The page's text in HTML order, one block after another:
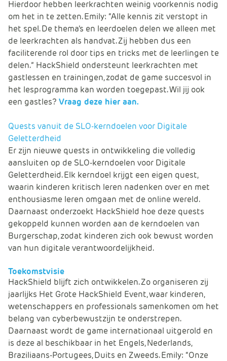
Hierdoor hebben leerkrachten weinig voorkennis nodig
om het in te zetten. Emily: “Alle kennis zit verstopt in
het spel. De thema’s en leerdoelen delen we alleen met
de leerkrachten als handvat. Zij hebben dus een
faciliterende rol door tips en tricks met de leerlingen te
delen.” HackShield ondersteunt leerkrachten met
gastlessen en trainingen, zodat de game succesvol in
het lesprogramma kan worden toegepast. Wil jij ook
een gastles? Vraag deze hier aan.
Quests vanuit de SLO-kerndoelen voor Digitale
Geletterdheid
Er zijn nieuwe quests in ontwikkeling die volledig
aansluiten op de SLO-kerndoelen voor Digitale
Geletterdheid. Elk kerndoel krijgt een eigen quest,
waarin kinderen kritisch leren nadenken over en met
enthousiasme leren omgaan met de online wereld.
Daarnaast onderzoekt HackShield hoe deze quests
gekoppeld kunnen worden aan de kerndoelen van
Burgerschap, zodat kinderen zich ook bewust worden
van hun digitale verantwoordelijkheid.
Toekomstvisie
HackShield blijft zich ontwikkelen. Zo organiseren zij
jaarlijks Het Grote HackShield Event, waar kinderen,
wetenschappers en professionals samenkomen om het
belang van cyberbewustzijn te onderstrepen.
Daarnaast wordt de game internationaal uitgerold en
is deze al beschikbaar in het Engels, Nederlands,
Braziliaans-Portugees, Duits en Zweeds. Emily: “Onze